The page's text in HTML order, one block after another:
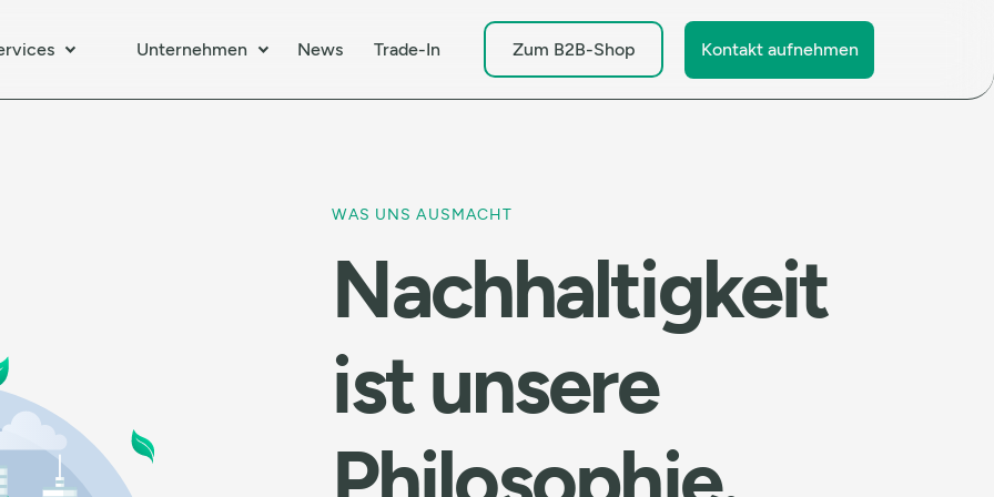
Unternehmen News Trade-In Zum B2B-Shop Kontakt aufnehmen
WAS UNS AUSMACHT
Nachhaltigkeit
ist unsere